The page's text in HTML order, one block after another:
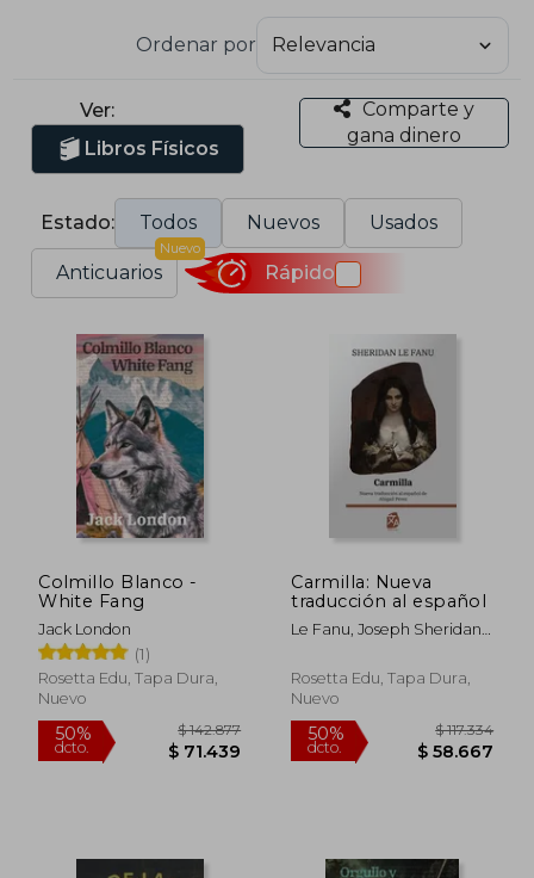
Ordenar por
Ver:
Libros Físicos
Comparte y
gana dinero
Estado: Todos Nuevos Usados
Anticuarios
Nuevo
Rápido
Colmillo Blanco -
White Fang
Jack London
(1)
Rosetta Edu, Tapa Dura,
Nuevo
Carmilla: Nueva
traducción al español
Le Fanu, Joseph Sheridan;
Rosetta Edu, Tapa Dura,
Nuevo